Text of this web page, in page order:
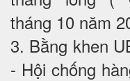
tháng 10 năm
3. Bằng khen
- Hội chống